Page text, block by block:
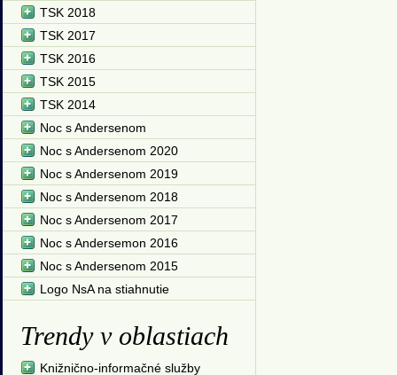
TSK 2018
TSK 2017
TSK 2016
TSK 2015
TSK 2014
Noc s Andersenom
Noc s Andersenom 2020
Noc s Andersenom 2019
Noc s Andersenom 2018
Noc s Andersenom 2017
Noc s Andersemon 2016
Noc s Andersenom 2015
Logo NsA na stiahnutie
Trendy v oblastiach
Knižnično-informačné služby